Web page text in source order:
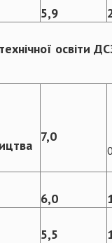
5,9
освіти
7,0
6,0
5,5